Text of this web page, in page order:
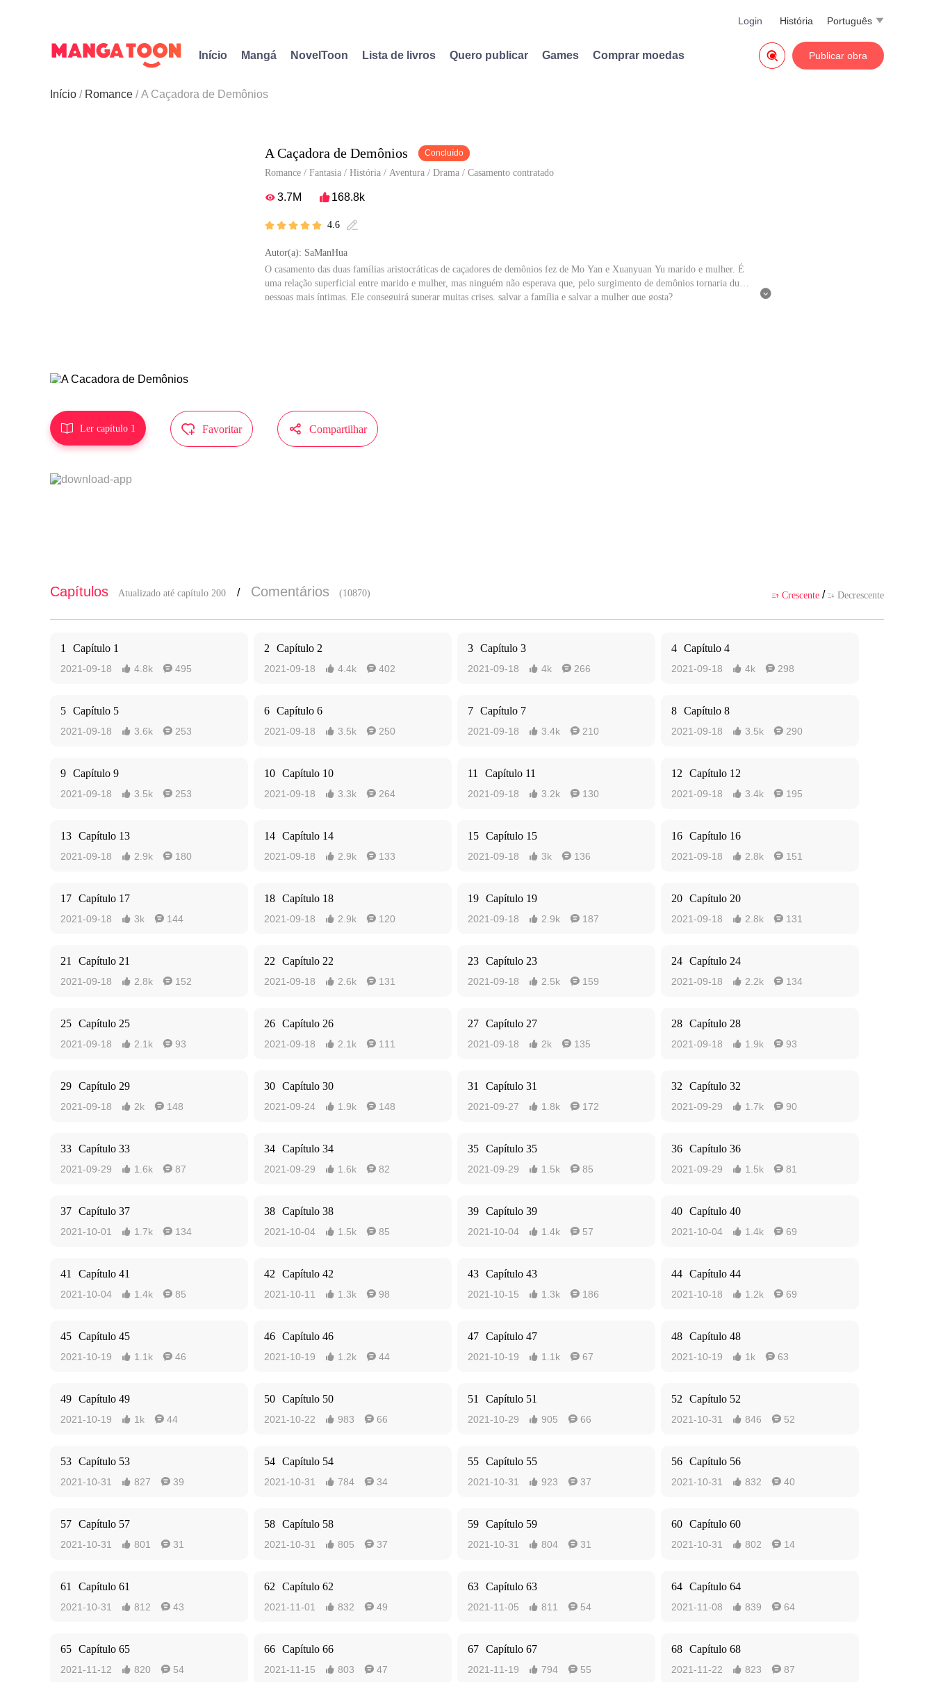
Português 
História
Login
Início Mangá NovelToon Lista de livros Quero publicar Games Comprar moedas Publicar obra

Início Romance A Caçadora de Demônios
A Caçadora de Demônios Concluído
Romance / Fantasia / História / Aventura / Drama / Casamento contratado
3.7M 168.8k
     4.6 
Autor(a): SaManHua
O casamento das duas famílias aristocráticas de caçadores de demônios fez de Mo Yan e Xuanyuan Yu marido e mulher. É
uma relação superficial entre marido e mulher, mas ninguém não esperava que, pelo surgimento de demônios tornaria duas
pessoas mais íntimas. Ele conseguirá superar muitas crises, salvar a família e salvar a mulher que gosta?

 Ler capítulo 1  Favoritar  Compartilhar
Capítulos Atualizado até capítulo 200 / Comentários (10870)  Crescente /  Decrescente
1 Capítulo 1
2021-09-18  4.8k  495
2 Capítulo 2
2021-09-18  4.4k  402
3 Capítulo 3
2021-09-18  4k  266
4 Capítulo 4
2021-09-18  4k  298
5 Capítulo 5
2021-09-18  3.6k  253
6 Capítulo 6
2021-09-18  3.5k  250
7 Capítulo 7
2021-09-18  3.4k  210
8 Capítulo 8
2021-09-18  3.5k  290
9 Capítulo 9
2021-09-18  3.5k  253
10 Capítulo 10
2021-09-18  3.3k  264
11 Capítulo 11
2021-09-18  3.2k  130
12 Capítulo 12
2021-09-18  3.4k  195
13 Capítulo 13
2021-09-18  2.9k  180
14 Capítulo 14
2021-09-18  2.9k  133
15 Capítulo 15
2021-09-18  3k  136
16 Capítulo 16
2021-09-18  2.8k  151
17 Capítulo 17
2021-09-18  3k  144
18 Capítulo 18
2021-09-18  2.9k  120
19 Capítulo 19
2021-09-18  2.9k  187
20 Capítulo 20
2021-09-18  2.8k  131
21 Capítulo 21
2021-09-18  2.8k  152
22 Capítulo 22
2021-09-18  2.6k  131
23 Capítulo 23
2021-09-18  2.5k  159
24 Capítulo 24
2021-09-18  2.2k  134
25 Capítulo 25
2021-09-18  2.1k  93
26 Capítulo 26
2021-09-18  2.1k  111
27 Capítulo 27
2021-09-18  2k  135
28 Capítulo 28
2021-09-18  1.9k  93
29 Capítulo 29
2021-09-18  2k  148
30 Capítulo 30
2021-09-24  1.9k  148
31 Capítulo 31
2021-09-27  1.8k  172
32 Capítulo 32
2021-09-29  1.7k  90
33 Capítulo 33
2021-09-29  1.6k  87
34 Capítulo 34
2021-09-29  1.6k  82
35 Capítulo 35
2021-09-29  1.5k  85
36 Capítulo 36
2021-09-29  1.5k  81
37 Capítulo 37
2021-10-01  1.7k  134
38 Capítulo 38
2021-10-04  1.5k  85
39 Capítulo 39
2021-10-04  1.4k  57
40 Capítulo 40
2021-10-04  1.4k  69
41 Capítulo 41
2021-10-04  1.4k  85
42 Capítulo 42
2021-10-11  1.3k  98
43 Capítulo 43
2021-10-15  1.3k  186
44 Capítulo 44
2021-10-18  1.2k  69
45 Capítulo 45
2021-10-19  1.1k  46
46 Capítulo 46
2021-10-19  1.2k  44
47 Capítulo 47
2021-10-19  1.1k  67
48 Capítulo 48
2021-10-19  1k  63
49 Capítulo 49
2021-10-19  1k  44
50 Capítulo 50
2021-10-22  983  66
51 Capítulo 51
2021-10-29  905  66
52 Capítulo 52
2021-10-31  846  52
53 Capítulo 53
2021-10-31  827  39
54 Capítulo 54
2021-10-31  784  34
55 Capítulo 55
2021-10-31  923  37
56 Capítulo 56
2021-10-31  832  40
57 Capítulo 57
2021-10-31  801  31
58 Capítulo 58
2021-10-31  805  37
59 Capítulo 59
2021-10-31  804  31
60 Capítulo 60
2021-10-31  802  14
61 Capítulo 61
2021-10-31  812  43
62 Capítulo 62
2021-11-01  832  49
63 Capítulo 63
2021-11-05  811  54
64 Capítulo 64
2021-11-08  839  64
65 Capítulo 65
2021-11-12  820  54
66 Capítulo 66
2021-11-15  803  47
67 Capítulo 67
2021-11-19  794  55
68 Capítulo 68
2021-11-22  823  87